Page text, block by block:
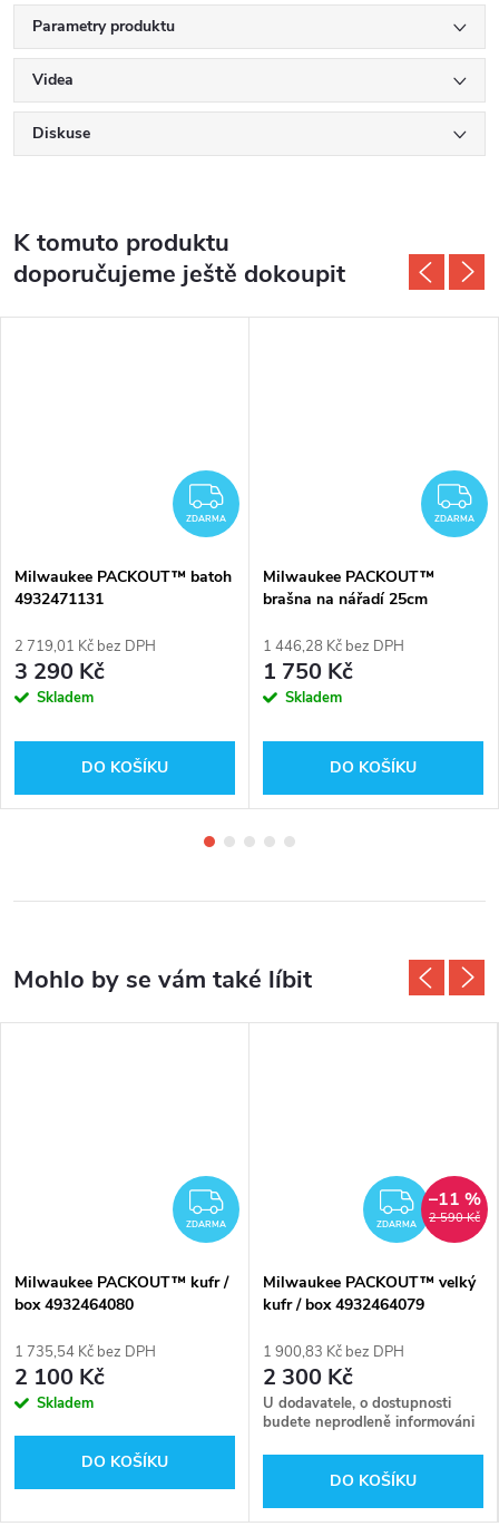
Parametry produktu
Videa
Diskuse
K tomuto produktu
doporučujeme ještě dokoupit
ZDARMA
ZDARMA
Milwaukee PACKOUT™ batoh
4932471131
2 719,01 Kč bez DPH
3 290 Kč
Skladem
DO KOŠÍKU
ZDARMA
Milwaukee PACKOUT™
brašna na nářadí 25cm
1 446,28 Kč bez DPH
1 750 Kč
Skladem
DO KOŠÍKU
ZDARMA
ZDARMA
Milwaukee PACKOUT™ kufr /
box 4932464080
1 735,54 Kč bez DPH
2 100 Kč
Skladem
DO KOŠÍKU
ZDARMA 2 590 Kč
–11 %
Milwaukee PACKOUT™ velký
kufr / box 4932464079
1 900,83 Kč bez DPH
2 300 Kč
U dodavatele, o dostupnosti
budete neprodleně informováni
DO KOŠÍKU